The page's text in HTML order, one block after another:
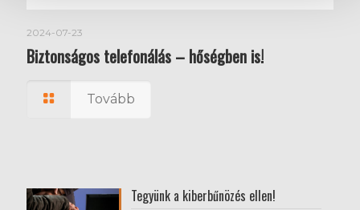
2024-07-23
Biztonságos telefonálás – hőségben is!
Tovább
Tegyünk a kiberbűnözés ellen!